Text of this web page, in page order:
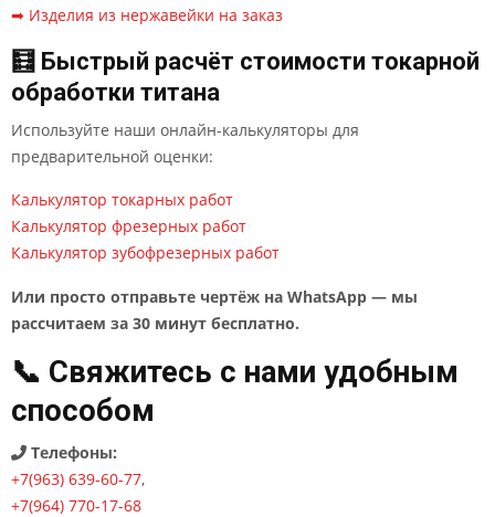
➡ Изделия из нержавейки на заказ
🧮 Быстрый расчёт стоимости токарной
обработки титана
Используйте наши онлайн-калькуляторы для
предварительной оценки:
Калькулятор токарных работ
Калькулятор фрезерных работ
Калькулятор зубофрезерных работ
Или просто отправьте чертёж на WhatsApp — мы
рассчитаем за 30 минут бесплатно.
📞 Свяжитесь с нами удобным
способом
Телефоны:
+7(963) 639-60-77,
+7(964) 770-17-68